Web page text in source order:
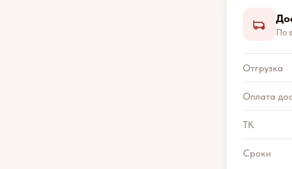
По
Отгрузка
Оплата
ТК
Сроки